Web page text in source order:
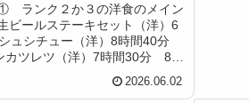
ランク２か３の洋食のメイン
ールステーキセット（洋）6
ュシチュー（洋）8時間40分
カツレツ（洋）7時間30分 83
2026.06.02